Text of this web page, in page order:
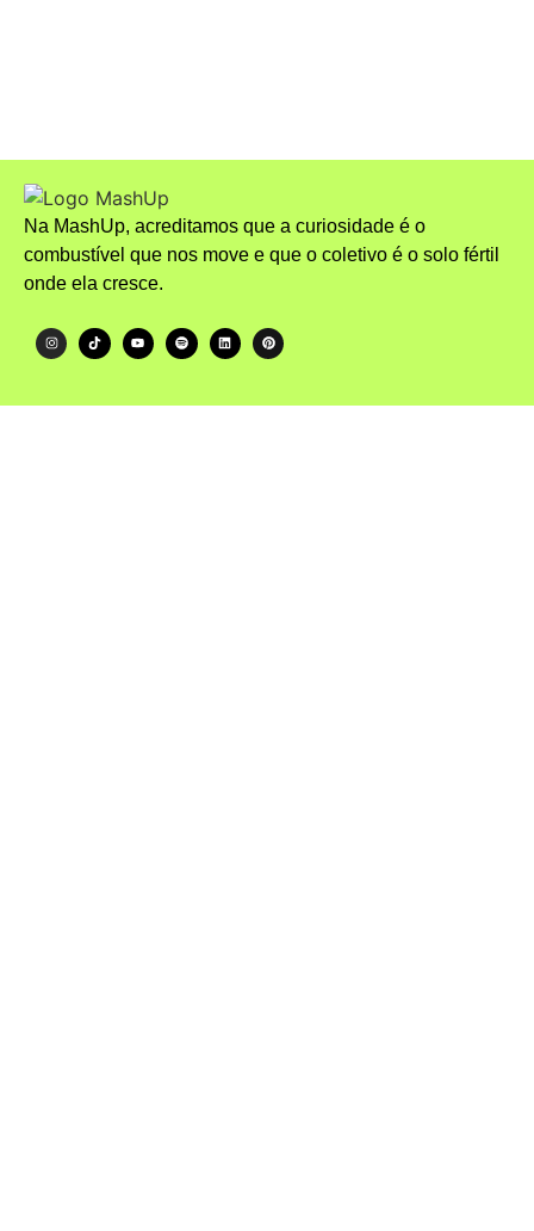
Na MashUp, acreditamos que a curiosidade é o
combustível que nos move e que o coletivo é o solo fértil
onde ela cresce.